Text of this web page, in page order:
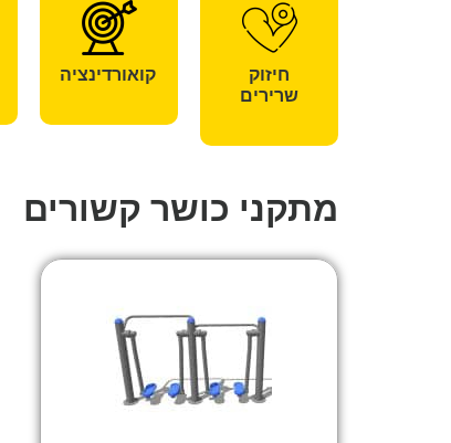
חיזוק
שרירים
קואורדינציה
מתקני כושר קשורים